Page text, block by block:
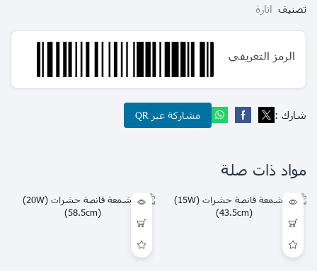
تصنيف انارة
الرمز التعريفي
شارك : مشاركة عبر QR
مواد ذات صلة